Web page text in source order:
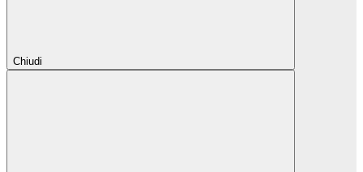
Chiudi